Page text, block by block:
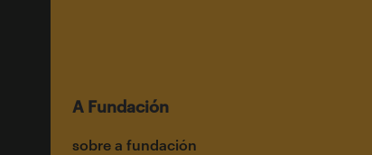
A Fundación
sobre a fundación